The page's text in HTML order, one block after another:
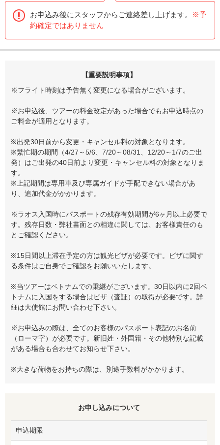
お申込み後にスタッフからご連絡差し上げます。
※予
約確定ではありません
【重要説明事項】
※フライト時刻は予告無く変更になる場合がございます。
※お申込後、ツアーの料金改定があった場合でもお申込時点の
ご料金が適用となります。
※出発30日前から変更・キャンセル料の対象となります。
※繁忙期の期間（4/27～5/6、7/20～08/31、12/20～1/7のご出
発）はご出発の40日前より変更・キャンセル料の対象となりま
す。
※上記期間は専用車及び専属ガイドが手配できない場合があ
り、追加代金がかかります。
※ラオス入国時にパスポートの残存有効期間が6ヶ月以上必要で
す。残存日数・弊社書面との相違に関しては、お客様責任のも
とご確認ください。
※15日間以上滞在予定の方は観光ビザが必要です。ビザに関す
る条件はご自身でご確認をお願いいたします。
※当ツアーはベトナムでの乗継がございます。30日以内に2回ベ
トナムに入国をする場合はビザ（査証）の取得が必要です。詳
細は大使館にお問い合わせ下さい。
※お申込みの際は、全てのお客様のパスポート表記のお名前
（ローマ字）が必要です。新旧姓・外国籍・その他特別な記載
がある場合も合わせてお知らせ下さい。
※大きな荷物をお持ちの際は、別途手数料がかかります。
お申し込みについて
申込期限